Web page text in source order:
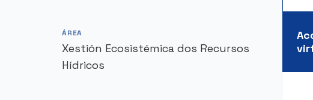
ÁREA
Xestión Ecosistémica dos Recursos
Hídricos